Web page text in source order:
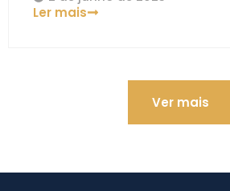
Ler mais
Ver mais